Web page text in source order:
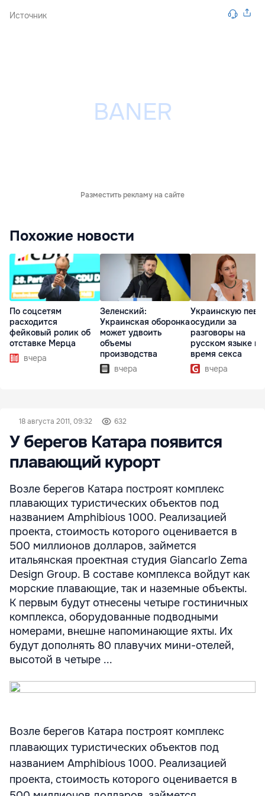
Источник
Разместить рекламу на сайте
Похожие новости
По соцсетям
расходится
фейковый ролик об
отставке Мерца
вчера
Зеленский:
Украинская оборонка
может удвоить
объемы
производства
вчера
Украинскую
осудили за
разговоры на
русском языке во
время секса
вчера
18 августа 2011, 09:32 632
У берегов Катара появится
плавающий курорт
Возле берегов Катара построят комплекс
плавающих туристических объектов под
названием Amphibious 1000. Реализацией
проекта, стоимость которого оценивается в
500 миллионов долларов, займется
итальянская проектная студия Giancarlo Zema
Design Group. В составе комплекса войдут как
морские плавающие, так и наземные объекты.
К первым будут отнесены четыре гостиничных
комплекса, оборудованные подводными
номерами, внешне напоминающие яхты. Их
будут дополнять 80 плавучих мини-отелей,
высотой в четыре ...
Возле берегов Катара построят комплекс
плавающих туристических объектов под
названием Amphibious 1000. Реализацией
проекта, стоимость которого оценивается в